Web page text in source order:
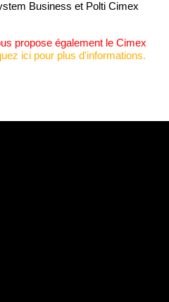
Business et Polti Cimex
propose également le Cimex
ici pour plus d'informations.